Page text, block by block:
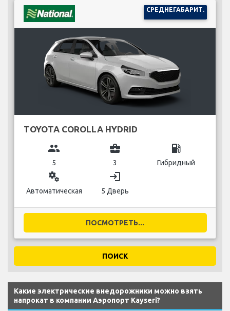
СРЕДНЕГАБАРИТ.
TOYOTA COROLLA HYDRID
group
5
business_center
3
local_gas_station
Гибридный
miscellaneous_services
Автоматическая
login
5 Дверь
ПОСМОТРЕТЬ...
ПОИСК
Какие электрические внедорожники можно взять
напрокат в компании Аэропорт Kayseri?